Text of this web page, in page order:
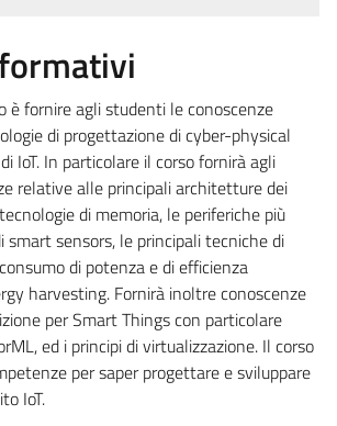
è fornire agli studenti le conoscenze
di progettazione di cyber-physical
IoT. In particolare il corso fornirà agli
relative alle principali architetture dei
di memoria, le periferiche più
smart sensors, le principali tecniche di
di potenza e di efficienza
harvesting. Fornirà inoltre conoscenze
per Smart Things con particolare
ed i principi di virtualizzazione. Il corso
per saper progettare e sviluppare
IoT.